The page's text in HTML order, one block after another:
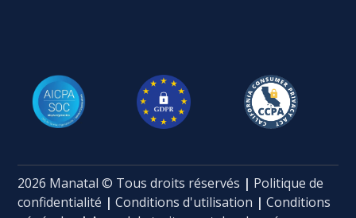
2026 Manatal © Tous droits réservés | Politique de
confidentialité |Conditions d'utilisation | Conditions